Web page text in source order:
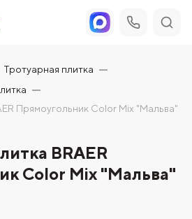
Тротуарная плитка
Прямоугольник Color Mix "Мальва"
BRAER
Color Mix "Мальва"